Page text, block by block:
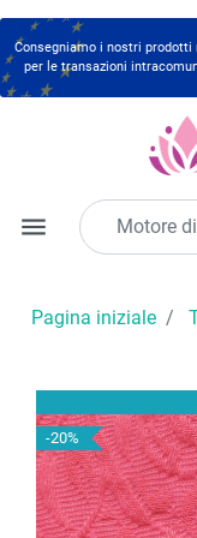
Consegniamo i nostri prodotti
per le transazioni
menu
Pagina iniziale
-20%